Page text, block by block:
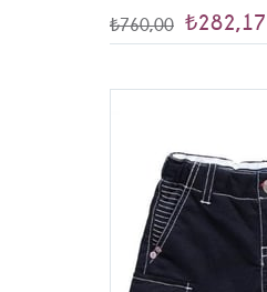
₺282,17
₺760,00